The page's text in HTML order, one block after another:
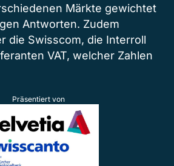
Märkte gewichtet
Antworten. Zudem
die Swisscom, die Interroll
VAT, welcher Zahlen
Präsentiert von